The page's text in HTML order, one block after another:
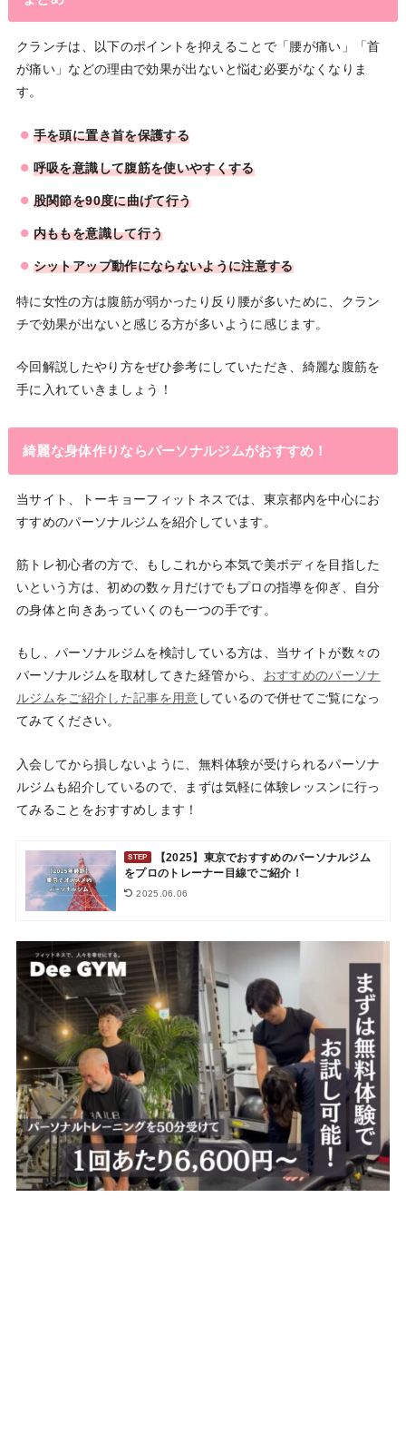
クランチは、以下のポイントを抑えることで「腰が痛い」「首
が痛い」などの理由で効果が出ないと悩む必要がなくなりま
す。
手を頭に置き首を保護する
呼吸を意識して腹筋を使いやすくする
股関節を90度に曲げて行う
内ももを意識して行う
シットアップ動作にならないように注意する
特に女性の方は腹筋が弱かったり反り腰が多いために、クラン
チで効果が出ないと感じる方が多いように感じます。
今回解説したやり方をぜひ参考にしていただき、綺麗な腹筋を
手に入れていきましょう！
綺麗な身体作りならパーソナルジムがおすすめ！
当サイト、トーキョーフィットネスでは、東京都内を中心にお
すすめのパーソナルジムを紹介しています。
筋トレ初心者の方で、もしこれから本気で美ボディを目指した
いという方は、初めの数ヶ月だけでもプロの指導を仰ぎ、自分
の身体と向きあっていくのも一つの手です。
もし、パーソナルジムを検討している方は、当サイトが数々の
パーソナルジムを取材してきた経管から、 おすすめのパーソナ
ルジムをご紹介した記事を用意 しているので併せてご覧になっ
てみてください。
入会してから損しないように、無料体験が受けられるパーソナ
ルジムも紹介しているので、まずは気軽に体験レッスンに行っ
てみることをおすすめします！
STEP
【2025】東京でおすすめのパーソナルジム
をプロのトレーナー目線でご紹介！
2025.06.06